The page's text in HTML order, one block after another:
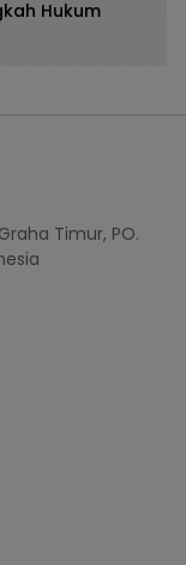
Hukum
Timur, PO.